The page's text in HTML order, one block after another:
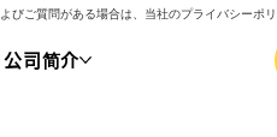
公司简介
ご質問がある場合は、当社のプライバシーポリ